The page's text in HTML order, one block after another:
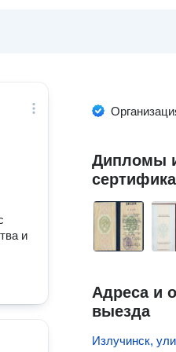
и
Дипломы
Адреса и
выезда
Излучинск,